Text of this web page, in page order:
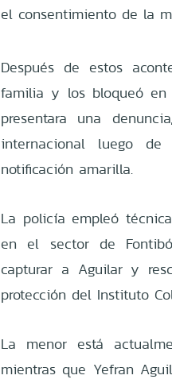
el consentimiento de la
Después de estos
familia y los bloqueó en
presentara una
internacional luego
notificación amarilla.
La policía empleó
en el sector de
capturar a Aguilar y
protección del Instituto
La menor está
mientras que Yefran